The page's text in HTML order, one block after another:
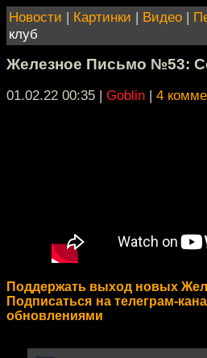
Новости | Картинки | Видео |
клуб
Железное Письмо №53:
01.02.22 00:35 | Goblin | 4
Поддержать выход новых
Подписаться на телеграм-
обновлениями